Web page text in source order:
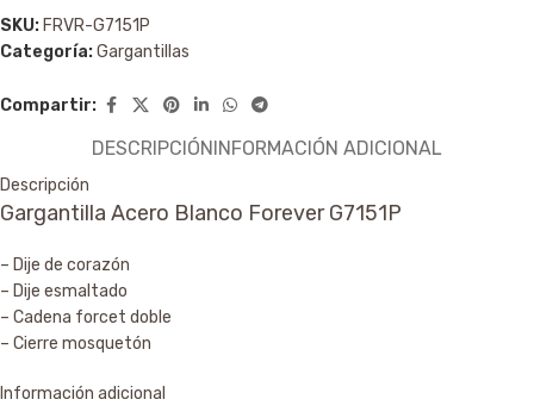
SKU: FRVR-G7151P
Categoría:Gargantillas
Compartir:
DESCRIPCIÓNINFORMACIÓN ADICIONAL
Descripción
Gargantilla Acero Blanco Forever G7151P
– Dije de corazón
– Dije esmaltado
– Cadena forcet doble
– Cierre mosquetón
Información adicional